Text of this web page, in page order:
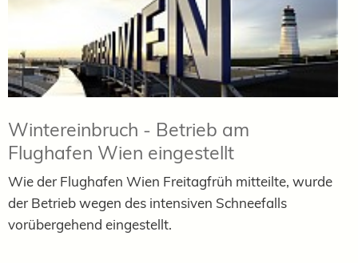
Wintereinbruch - Betrieb am
Flughafen Wien eingestellt
Wie der Flughafen Wien Freitagfrüh mitteilte, wurde
der Betrieb wegen des intensiven Schneefalls
vorübergehend eingestellt.